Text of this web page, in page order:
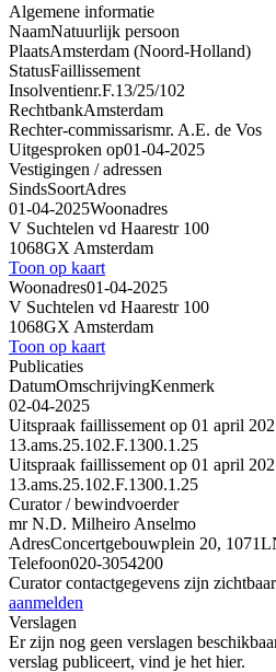
Algemene informatie
NaamNatuurlijk persoon
PlaatsAmsterdam (Noord-Holland)
StatusFaillissement
Insolventienr.F.13/25/102
RechtbankAmsterdam
Rechter-commissarismr. A.E. de Vos
Uitgesproken op01-04-2025
Vestigingen / adressen
SindsSoortAdres
01-04-2025Woonadres
V Suchtelen vd Haarestr 100
1068GX Amsterdam
Toon op kaart
Woonadres01-04-2025
V Suchtelen vd Haarestr 100
1068GX Amsterdam
Toon op kaart
Publicaties
DatumOmschrijvingKenmerk
02-04-2025
Uitspraak faillissement op 01 april
13.ams.25.102.F.1300.1.25
Uitspraak faillissement op 01 april
13.ams.25.102.F.1300.1.25
Curator / bewindvoerder
mr N.D. Milheiro Anselmo
AdresConcertgebouwplein 20,
Telefoon020-3054200
Curator contactgegevens zijn
aanmelden
Verslagen
Er zijn nog geen verslagen
verslag publiceert, vind je het hier.